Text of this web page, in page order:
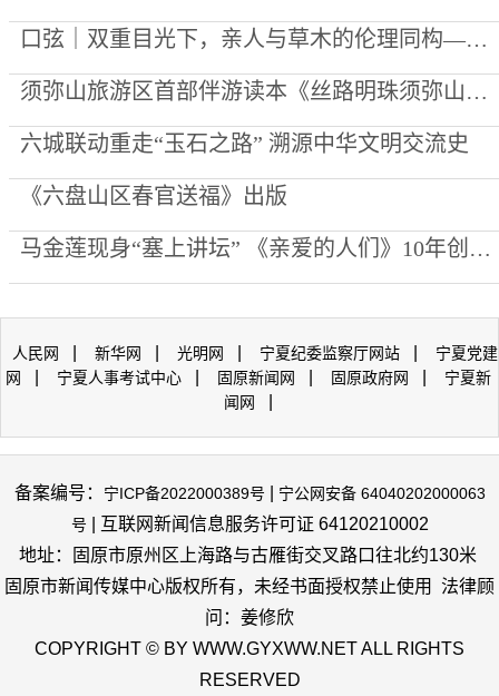
口弦｜双重目光下，亲人与草木的伦理同构——评李向菊诗集《每一棵草都被深爱过》
须弥山旅游区首部伴游读本《丝路明珠须弥山》出版
六城联动重走“玉石之路” 溯源中华文明交流史
《六盘山区春官送福》出版
马金莲现身“塞上讲坛” 《亲爱的人们》10年创作心路公开
人民网 新华网 光明网 宁夏纪委监察厅网站
宁夏党建
网
宁夏人事考试中心 固原新闻网 固原政府网
宁夏新
闻网
备案编号： 宁ICP备2022000389号
宁公网安备 64040202000063
号 | 互联网新闻信息服务许可证 64120210002
地址：固原市原州区上海路与古雁街交叉路口往北约130米
固原市新闻传媒中心版权所有，未经书面授权禁止使用 法律顾
问：姜修欣
COPYRIGHT © BY WWW.GYXWW.NET ALL RIGHTS
RESERVED